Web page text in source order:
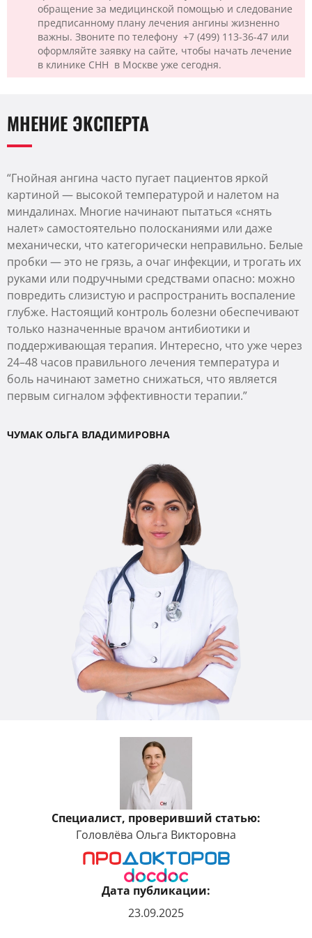
обращение за медицинской помощью и следование
предписанному плану лечения ангины жизненно
важны. Звоните по телефону +7 (499) 113-36-47 или
оформляйте заявку на сайте, чтобы начать лечение
в клинике CHH в Москве уже сегодня.
МНЕНИЕ ЭКСПЕРТА
“Гнойная ангина часто пугает пациентов яркой
картиной — высокой температурой и налетом на
миндалинах. Многие начинают пытаться «снять
налет» самостоятельно полосканиями или даже
механически, что категорически неправильно. Белые
пробки — это не грязь, а очаг инфекции, и трогать их
руками или подручными средствами опасно: можно
повредить слизистую и распространить воспаление
глубже. Настоящий контроль болезни обеспечивают
только назначенные врачом антибиотики и
поддерживающая терапия. Интересно, что уже через
24–48 часов правильного лечения температура и
боль начинают заметно снижаться, что является
первым сигналом эффективности терапии.”
ЧУМАК ОЛЬГА ВЛАДИМИРОВНА
Специалист, проверивший статью:
Головлёва Ольга Викторовна
Дата публикации:
23.09.2025